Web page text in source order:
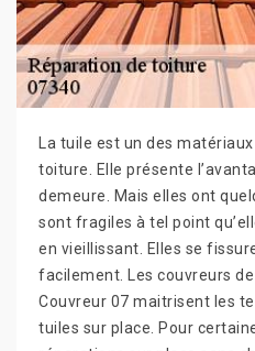
La tuile est un des
toiture. Elle présente
demeure. Mais elles ont
sont fragiles à tel point
en vieillissant. Elles se
facilement. Les couvreurs
Couvreur 07 maitrisent les
tuiles sur place. Pour